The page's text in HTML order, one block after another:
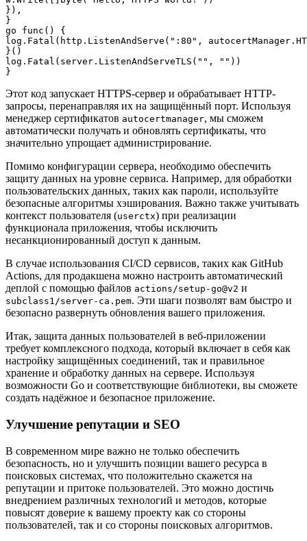
}),
}
go func() {
log.Fatal(http.ListenAndServe(":80",
}()
log.Fatal(server.ListenAndServeTLS("", ""))
Этот код запускает HTTPS-сервер и обрабатывает HTTP-
запросы, перенаправляя их на защищённый порт. Используя
менеджер сертификатов autocertmanager, мы сможем
автоматически получать и обновлять сертификаты, что
значительно упрощает администрирование.
Помимо конфигурации сервера, необходимо обеспечить
защиту данных на уровне сервиса. Например, для обработки
пользовательских данных, таких как пароли, используйте
безопасные алгоритмы хэширования. Важно также учитывать
контекст пользователя (userctx) при реализации
функционала приложения, чтобы исключить
несанкционированный доступ к данным.
В случае использования CI/CD сервисов, таких как GitHub
Actions, для продакшена можно настроить автоматический
деплой с помощью файлов actions/setup-go@v2 и
subclass1/server-ca.pem. Эти шаги позволят вам быстро и
безопасно развернуть обновления вашего приложения.
Итак, защита данных пользователей в веб-приложении
требует комплексного подхода, который включает в себя как
настройку защищённых соединений, так и правильное
хранение и обработку данных на сервере. Используя
возможности Go и соответствующие библиотеки, вы сможете
создать надёжное и безопасное приложение.
Улучшение репутации и SEO
В современном мире важно не только обеспечить
безопасность, но и улучшить позиции вашего ресурса в
поисковых системах, что положительно скажется на
репутации и притоке пользователей. Это можно достичь
внедрением различных технологий и методов, которые
повысят доверие к вашему проекту как со стороны
пользователей, так и со стороны поисковых алгоритмов.